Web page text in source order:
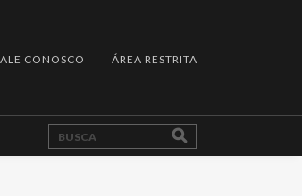
CONOSCO ÁREA RESTRITA